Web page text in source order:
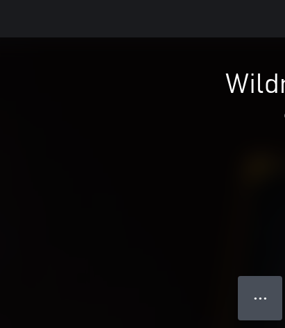
● ● ●